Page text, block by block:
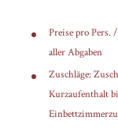
Preise pro Pers.
aller Abgaben
Zuschläge:
Kurzaufenthalt